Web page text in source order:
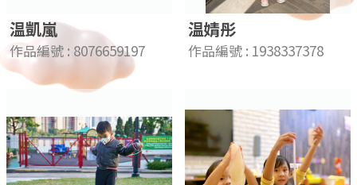
温凱嵐
作品編號 : 8076659197
温婧彤
作品編號 : 1938337378